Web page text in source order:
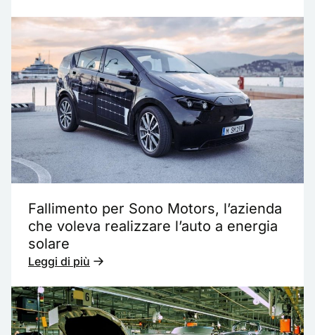
Fallimento per Sono Motors, l’azienda
che voleva realizzare l’auto a energia
solare
Leggi di più